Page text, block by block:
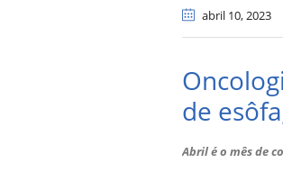
abril 10, 2023
de
Abril é o mês de